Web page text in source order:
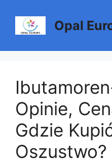
treści
Opal
Opinie,
Gdzie
Oszustwo?